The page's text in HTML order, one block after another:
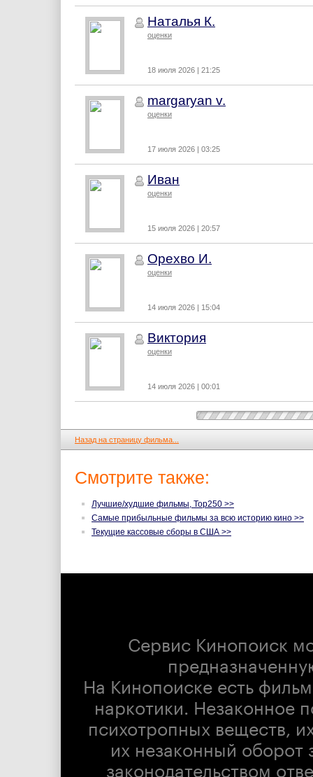
Наталья К.
оценки
18 июля 2026 | 21:25
margaryan v.
оценки
17 июля 2026 | 03:25
Иван
оценки
15 июля 2026 | 20:57
Орехво И.
оценки
14 июля 2026 | 15:04
Виктория
оценки
14 июля 2026 | 00:01
Назад на страницу фильма...
Смотрите также:
Лучшие/худшие фильмы, Top250 >>
Самые прибыльные фильмы за всю историю кино >>
Текущие кассовые сборы в США >>
Сервис Кинопоиск
На Кинопоиске есть
наркотики. Незаконное
психотропных веществ,
их незаконный оборот
законодательством